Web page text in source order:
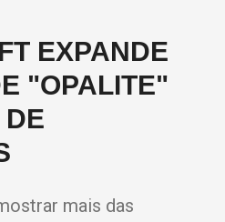
EXPANDE
"OPALITE"
mais das